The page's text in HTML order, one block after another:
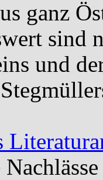
ganz
sind
und